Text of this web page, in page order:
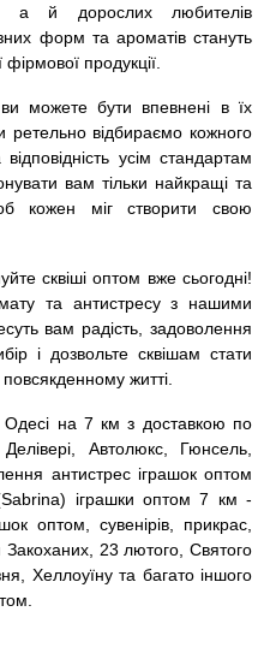
а й дорослих любителів
форм та ароматів стануть
продукції.
можете бути впевнені в їх
ретельно відбираємо кожного
усім стандартам
вам тільки найкращі та
кожен міг створити свою
сквіші оптом вже сьогодні!
та антистресу з нашими
вам радість, задоволення
і дозвольте сквішам стати
житті.
Одесі на 7 км з доставкою по
Автолюкс, Гюнсель,
антистрес іграшок оптом
іграшки оптом 7 км -
оптом, сувенірів, прикрас,
23 лютого, Святого
Хеллоуїну та багато іншого